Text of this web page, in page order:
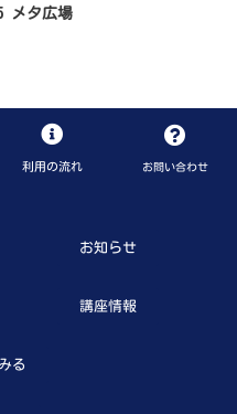
タ広場
利用の流れ お問い合わせ
お知らせ
講座情報
る